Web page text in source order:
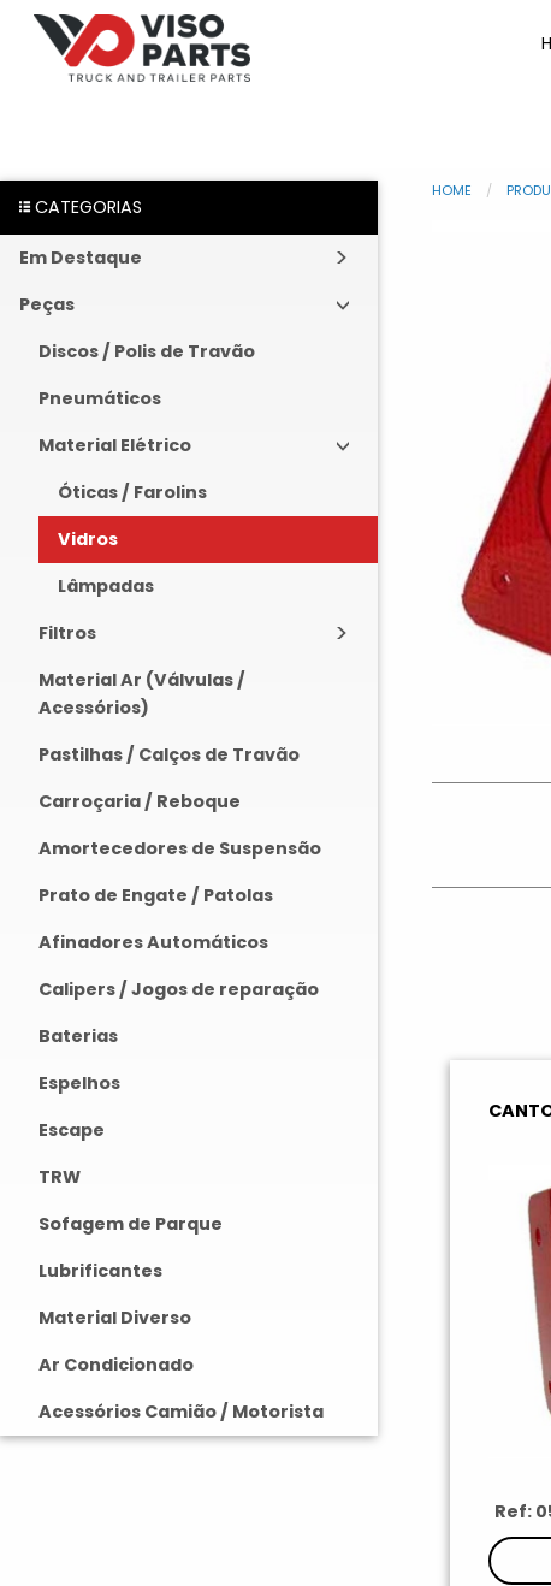
CATEGORIAS
Em Destaque
Peças
Discos / Polis de Travão
Pneumáticos
Material Elétrico
Óticas / Farolins
Vidros
Lâmpadas
Filtros
Material Ar (Válvulas /
Acessórios)
Pastilhas / Calços de Travão
Carroçaria / Reboque
Amortecedores de Suspensão
Prato de Engate / Patolas
Afinadores Automáticos
Calipers / Jogos de reparação
Baterias
Espelhos
Escape
TRW
Sofagem de Parque
Lubrificantes
Material Diverso
Ar Condicionado
Acessórios Camião / Motorista
HOME
Ref: